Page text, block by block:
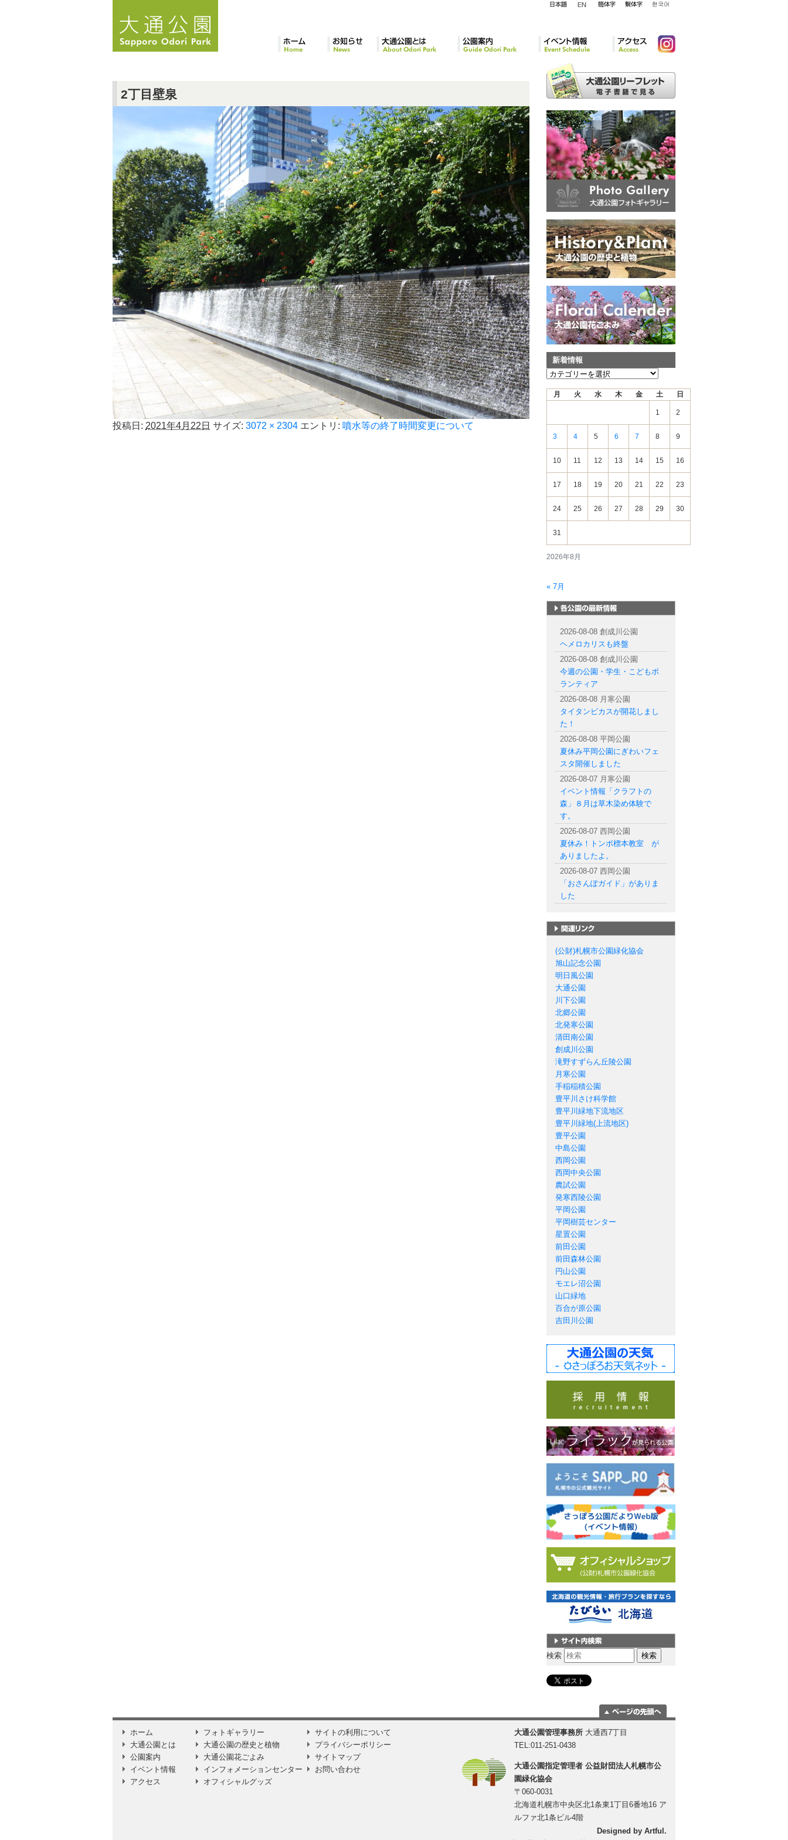
ス
2丁目壁泉
投稿日: 2021年4月22日 サイズ: 3072 × 2304 エントリ: 噴水等の終了時間変更について
新着情報
新
2026年8月
月 火 水 木 金 土 日
1 2
3 4 5 6 7 8 9
10 11 12 13 14 15 16
17 18 19 20 21 22 23
24 25 26 27 28 29 30
31
« 7月
2026-08-08 創成川公園
ヘメロカリスも終盤
2026-08-08 創成川公園
今週の公園・学生・こどもボ
ランティア
2026-08-08 月寒公園
タイタンビカスが開花しまし
た！
2026-08-08 平岡公園
夏休み平岡公園にぎわいフェ
スタ開催しました
2026-08-07 月寒公園
イベント情報「クラフトの
森」８月は草木染め体験で
す。
2026-08-07 西岡公園
夏休み！トンボ標本教室 が
ありましたよ。
2026-08-07 西岡公園
「おさんぽガイド」がありま
した
(公財)札幌市公園緑化協会
旭山記念公園
明日風公園
大通公園
川下公園
北郷公園
北発寒公園
清田南公園
創成川公園
滝野すずらん丘陵公園
月寒公園
手稲稲積公園
豊平川さけ科学館
豊平川緑地下流地区
豊平川緑地(上流地区)
豊平公園
中島公園
西岡公園
西岡中央公園
農試公園
発寒西陵公園
平岡公園
平岡樹芸センター
星置公園
前田公園
前田森林公園
円山公園
モエレ沼公園
山口緑地
百合が原公園
吉田川公園
サイト内検索
検索
に移動
ホーム
大通公園とは
公園案内
イベント情報
アクセス
フォトギャラリー
大通公園の歴史と植物
大通公園花ごよみ
インフォメーションセンター
オフィシャルグッズ
サイトの利用について
プライバシーポリシー
サイトマップ
お問い合わせ
大通公園管理事務所 大通西7丁目
TEL:011-251-0438
大通公園指定管理者 公益財団法人札幌市公
園緑化協会
〒060-0031
北海道札幌市中央区北1条東1丁目6番地16 ア
ルファ北1条ビル4階
Designed by Artful.